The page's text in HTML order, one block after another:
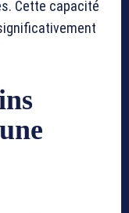
Cette capacité